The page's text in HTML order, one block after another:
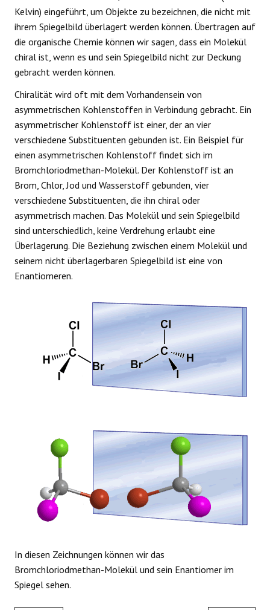
Kelvin) eingeführt, um Objekte zu bezeichnen, die nicht mit
ihrem Spiegelbild überlagert werden können. Übertragen auf
die organische Chemie können wir sagen, dass ein Molekül
chiral ist, wenn es und sein Spiegelbild nicht zur Deckung
gebracht werden können.
Chiralität wird oft mit dem Vorhandensein von
asymmetrischen Kohlenstoffen in Verbindung gebracht. Ein
asymmetrischer Kohlenstoff ist einer, der an vier
verschiedene Substituenten gebunden ist. Ein Beispiel für
einen asymmetrischen Kohlenstoff findet sich im
Bromchloriodmethan-Molekül. Der Kohlenstoff ist an
Brom, Chlor, Jod und Wasserstoff gebunden, vier
verschiedene Substituenten, die ihn chiral oder
asymmetrisch machen. Das Molekül und sein Spiegelbild
sind unterschiedlich, keine Verdrehung erlaubt eine
Überlagerung. Die Beziehung zwischen einem Molekül und
seinem nicht überlagerbaren Spiegelbild ist eine von
Enantiomeren.
In diesen Zeichnungen können wir das
Bromchloriodmethan-Molekül und sein Enantiomer im
Spiegel sehen.